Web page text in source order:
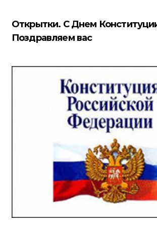
Открытки. С Днем
Поздравляем вас